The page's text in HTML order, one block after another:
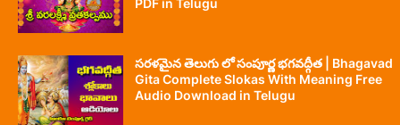
PDF in Telugu
సరళమైన తెలుగు లో సంపూర్ణ భగవద్గీత | Bhagavad
Gita Complete Slokas With Meaning Free
Audio Download in Telugu